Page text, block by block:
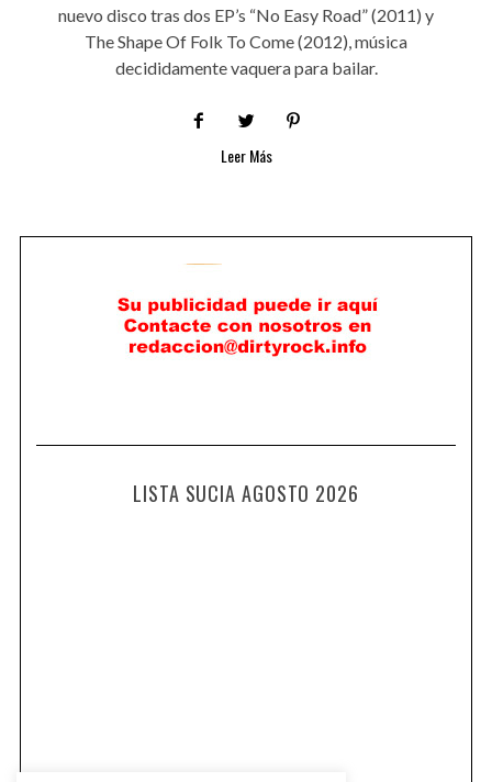
nuevo disco tras dos EP’s “No Easy Road” (2011) y
The Shape Of Folk To Come (2012), música
decididamente vaquera para bailar.
Leer Más
LISTA SUCIA AGOSTO 2026